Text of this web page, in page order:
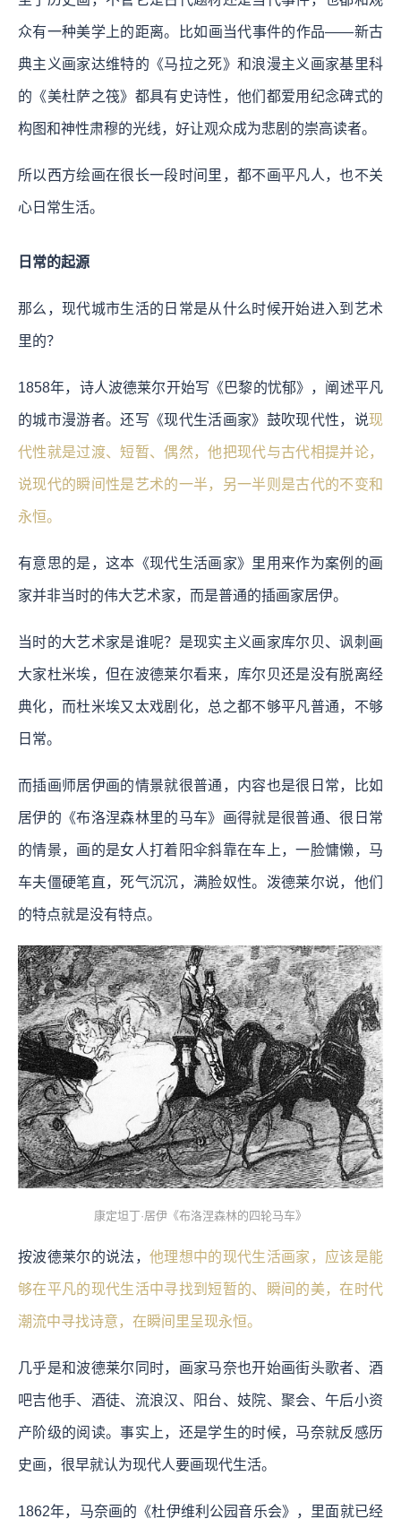
众有一种美学上的距离。比如画当代事件的作品——新古
典主义画家达维特的《马拉之死》和浪漫主义画家基里科
的《美杜萨之筏》都具有史诗性，他们都爱用纪念碑式的
构图和神性肃穆的光线，好让观众成为悲剧的崇高读者。
所以西方绘画在很长一段时间里，都不画平凡人，也不关
心日常生活。
日常的起源
那么，现代城市生活的日常是从什么时候开始进入到艺术
里的？
1858年，诗人波德莱尔开始写《巴黎的忧郁》，阐述平凡
的城市漫游者。还写《现代生活画家》鼓吹现代性，说现
代性就是过渡、短暂、偶然，他把现代与古代相提并论，
说现代的瞬间性是艺术的一半，另一半则是古代的不变和
永恒。
有意思的是，这本《现代生活画家》里用来作为案例的画
家并非当时的伟大艺术家，而是普通的插画家居伊。
当时的大艺术家是谁呢？是现实主义画家库尔贝、讽刺画
大家杜米埃，但在波德莱尔看来，库尔贝还是没有脱离经
典化，而杜米埃又太戏剧化，总之都不够平凡普通，不够
日常。
而插画师居伊画的情景就很普通，内容也是很日常，比如
居伊的《布洛涅森林里的马车》画得就是很普通、很日常
的情景，画的是女人打着阳伞斜靠在车上，一脸慵懒，马
车夫僵硬笔直，死气沉沉，满脸奴性。泼德莱尔说，他们
的特点就是没有特点。
康定坦丁·居伊《布洛涅森林的四轮马车》
按波德莱尔的说法， 他理想中的现代生活画家，应该是能
够在平凡的现代生活中寻找到短暂的、瞬间的美，在时代
潮流中寻找诗意，在瞬间里呈现永恒。
几乎是和波德莱尔同时，画家马奈也开始画街头歌者、酒
吧吉他手、酒徒、流浪汉、阳台、妓院、聚会、午后小资
产阶级的阅读。事实上，还是学生的时候，马奈就反感历
史画，很早就认为现代人要画现代生活。
1862年，马奈画的《杜伊维利公园音乐会》，里面就已经